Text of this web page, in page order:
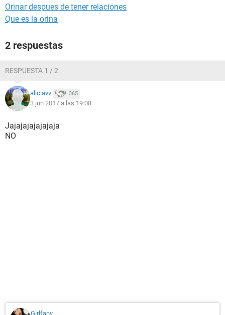
Orinar despues de tener relaciones
Que es la orina
2 respuestas
RESPUESTA 1 / 2
aliciavv 365
3 jun 2017 a las 19:08
Jajajajajajajaja
NO
Girlfany